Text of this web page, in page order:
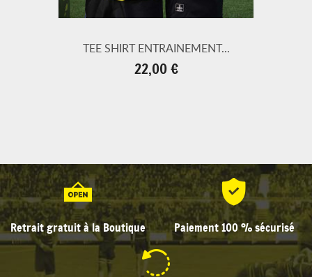
TEE SHIRT ENTRAINEMENT...
Prix
22,00 €
Retrait gratuit à la Boutique Paiement 100 % sécurisé